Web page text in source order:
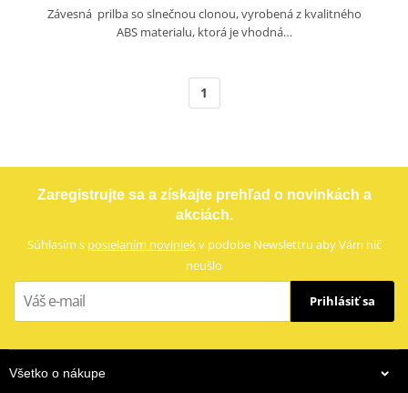
Závesná prilba so slnečnou clonou, vyrobená z kvalitného
ABS materialu, ktorá je vhodná…
1
Zaregistrujte sa a získajte prehľad o novinkách a
akciách.
Súhlasím s posielaním noviniekv podobe Newslettru aby Vám nič
neušlo
Prihlásiť sa
Všetko o nákupe